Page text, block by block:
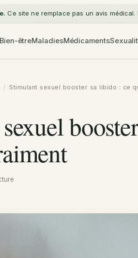
Ce site ne remplace pas un avis
êtreMaladiesMédicaments
/ Stimulant sexuel booster sa libido : ce